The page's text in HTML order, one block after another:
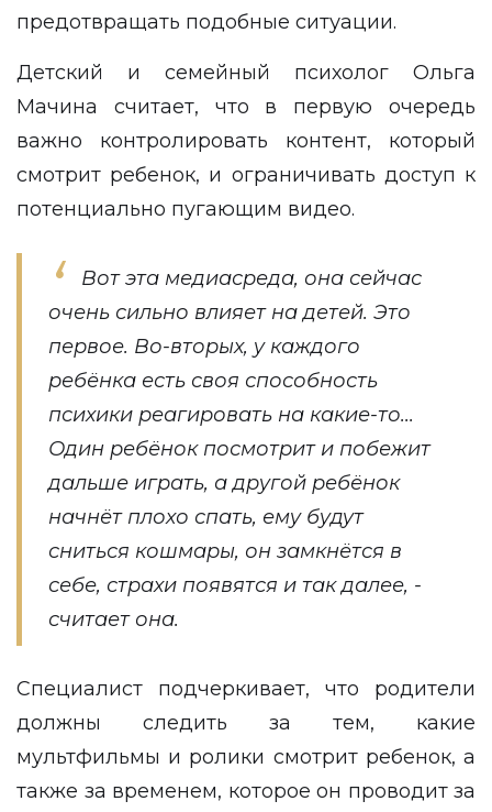
предотвращать подобные ситуации.
Детский и семейный психолог Ольга
Мачина считает, что в первую очередь
важно контролировать контент, который
смотрит ребенок, и ограничивать доступ к
потенциально пугающим видео.
Вот эта медиасреда, она сейчас
очень сильно влияет на детей. Это
первое. Во-вторых, у каждого
ребёнка есть своя способность
психики реагировать на какие-то...
Один ребёнок посмотрит и побежит
дальше играть, а другой ребёнок
начнёт плохо спать, ему будут
сниться кошмары, он замкнётся в
себе, страхи появятся и так далее, -
считает она.
Специалист подчеркивает, что родители
должны следить за тем, какие
мультфильмы и ролики смотрит ребенок, а
также за временем, которое он проводит за